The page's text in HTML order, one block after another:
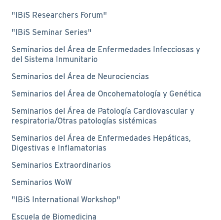
"IBiS Researchers Forum"
"IBiS Seminar Series"
Seminarios del Área de Enfermedades Infecciosas y
del Sistema Inmunitario
Seminarios del Área de Neurociencias
Seminarios del Área de Oncohematología y Genética
Seminarios del Área de Patología Cardiovascular y
respiratoria/Otras patologías sistémicas
Seminarios del Área de Enfermedades Hepáticas,
Digestivas e Inflamatorias
Seminarios Extraordinarios
Seminarios WoW
"IBiS International Workshop"
Escuela de Biomedicina